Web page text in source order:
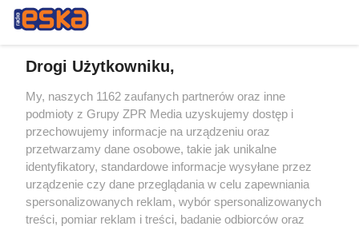
Żaden utwór zamieszczony w serwisie nie może być powielany i
rozpowszechniany lub dalej rozpowszechniany w jakikolwiek sposób (w
tym także elektroniczny lub mechaniczny) na jakimkolwiek polu
eksploatacji w jakiejkolwiek formie, włącznie z umieszczaniem w
Internecie bez pisemnej zgody właściciela praw. Jakiekolwiek użycie lub
wykorzystanie utworów w całości lub w części z naruszeniem prawa,
tzn. bez właściwej zgody, jest zabronione pod groźbą kary i może być
ścigane prawnie.
Drogi Użytkowniku,
My, naszych 1162 zaufanych partnerów oraz inne
podmioty z Grupy ZPR Media uzyskujemy dostęp i
przechowujemy informacje na urządzeniu oraz
przetwarzamy dane osobowe, takie jak unikalne
identyfikatory, standardowe informacje wysyłane przez
urządzenie czy dane przeglądania w celu zapewniania
spersonalizowanych reklam, wybór spersonalizowanych
treści, pomiar reklam i treści, badanie odbiorców oraz